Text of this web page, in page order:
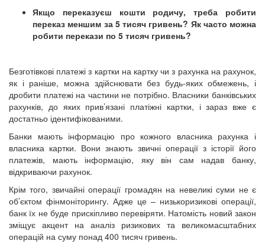
Якщо переказуєш кошти родичу, треба робити
переказ меншим за 5 тисяч гривень? Як часто можна
робити перекази по 5 тисяч гривень?
Безготівкові платежі з картки на картку чи з рахунка на рахунок,
як і раніше, можна здійснювати без будь-яких обмежень, і
дробити платежі на частини не потрібно. Власники банківських
рахунків, до яких прив’язані платіжні картки, і зараз вже є
достатньо ідентифікованими.
Банки мають інформацію про кожного власника рахунка і
власника картки. Вони знають звичні операції з історії його
платежів, мають інформацію, яку він сам надав банку,
відкриваючи рахунок.
Крім того, звичайні операції громадян на невеликі суми не є
об’єктом фінмоніторингу. Адже це – низькоризикові операції,
банк їх не буде прискіпливо перевіряти. Натомість новий закон
зміщує акцент на аналіз ризикових та великомасштабних
операцій на суму понад 400 тисяч гривень.